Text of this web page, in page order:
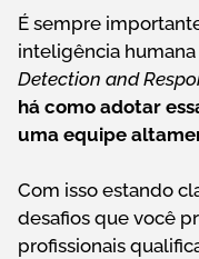
É sempre
inteligência
Detection and
há como adotar
uma equipe
Com isso estando
desafios que você
profissionais